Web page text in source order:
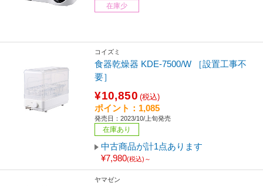
在庫少
コイズミ
食器乾燥器 KDE-7500/W ［設置工事不
要］
¥10,850 (税込)
ポイント：1,085
発売日：2023/10/上旬発売
在庫あり
中古商品が計1点あります
¥7,980(税込)～
ヤマゼン